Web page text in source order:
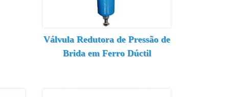
Válvula Redutora de Pressão de
Brida em Ferro Dúctil